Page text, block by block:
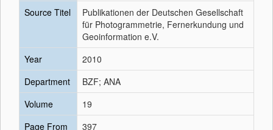
Source Titel
Publikationen der Deutschen Gesellschaft
für Photogrammetrie, Fernerkundung und
Geoinformation e.V.
Year
2010
Department
BZF; ANA
Volume
19
Page From
397